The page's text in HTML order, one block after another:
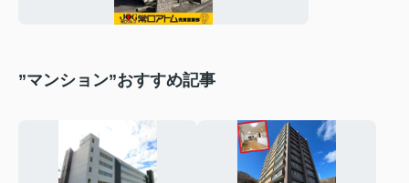
”マンション”おすすめ記事